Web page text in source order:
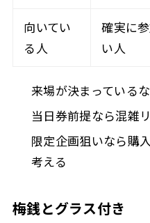
向いてい
る人
確実に
い人
来場が決まっている
当日券前提なら混雑
限定企画狙いなら購
考える
梅銭とグラス付き